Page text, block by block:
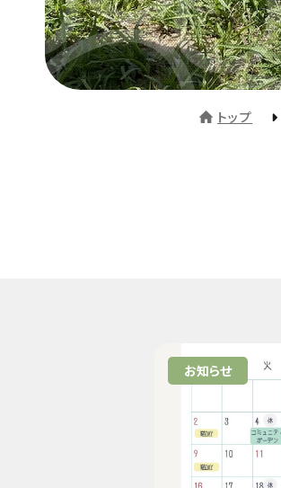
トップ
お知らせ